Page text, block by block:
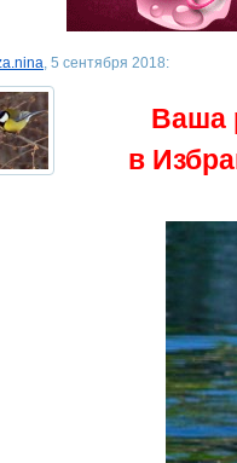
, 5 сентября 2018:
Ваша
в